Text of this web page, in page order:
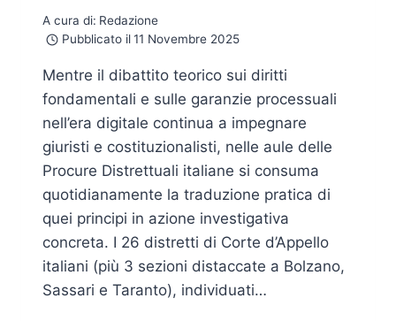
A cura di: Redazione
Pubblicato il 11 Novembre 2025
Mentre il dibattito teorico sui diritti
fondamentali e sulle garanzie processuali
nell’era digitale continua a impegnare
giuristi e costituzionalisti, nelle aule delle
Procure Distrettuali italiane si consuma
quotidianamente la traduzione pratica di
quei principi in azione investigativa
concreta. I 26 distretti di Corte d’Appello
italiani (più 3 sezioni distaccate a Bolzano,
Sassari e Taranto), individuati…